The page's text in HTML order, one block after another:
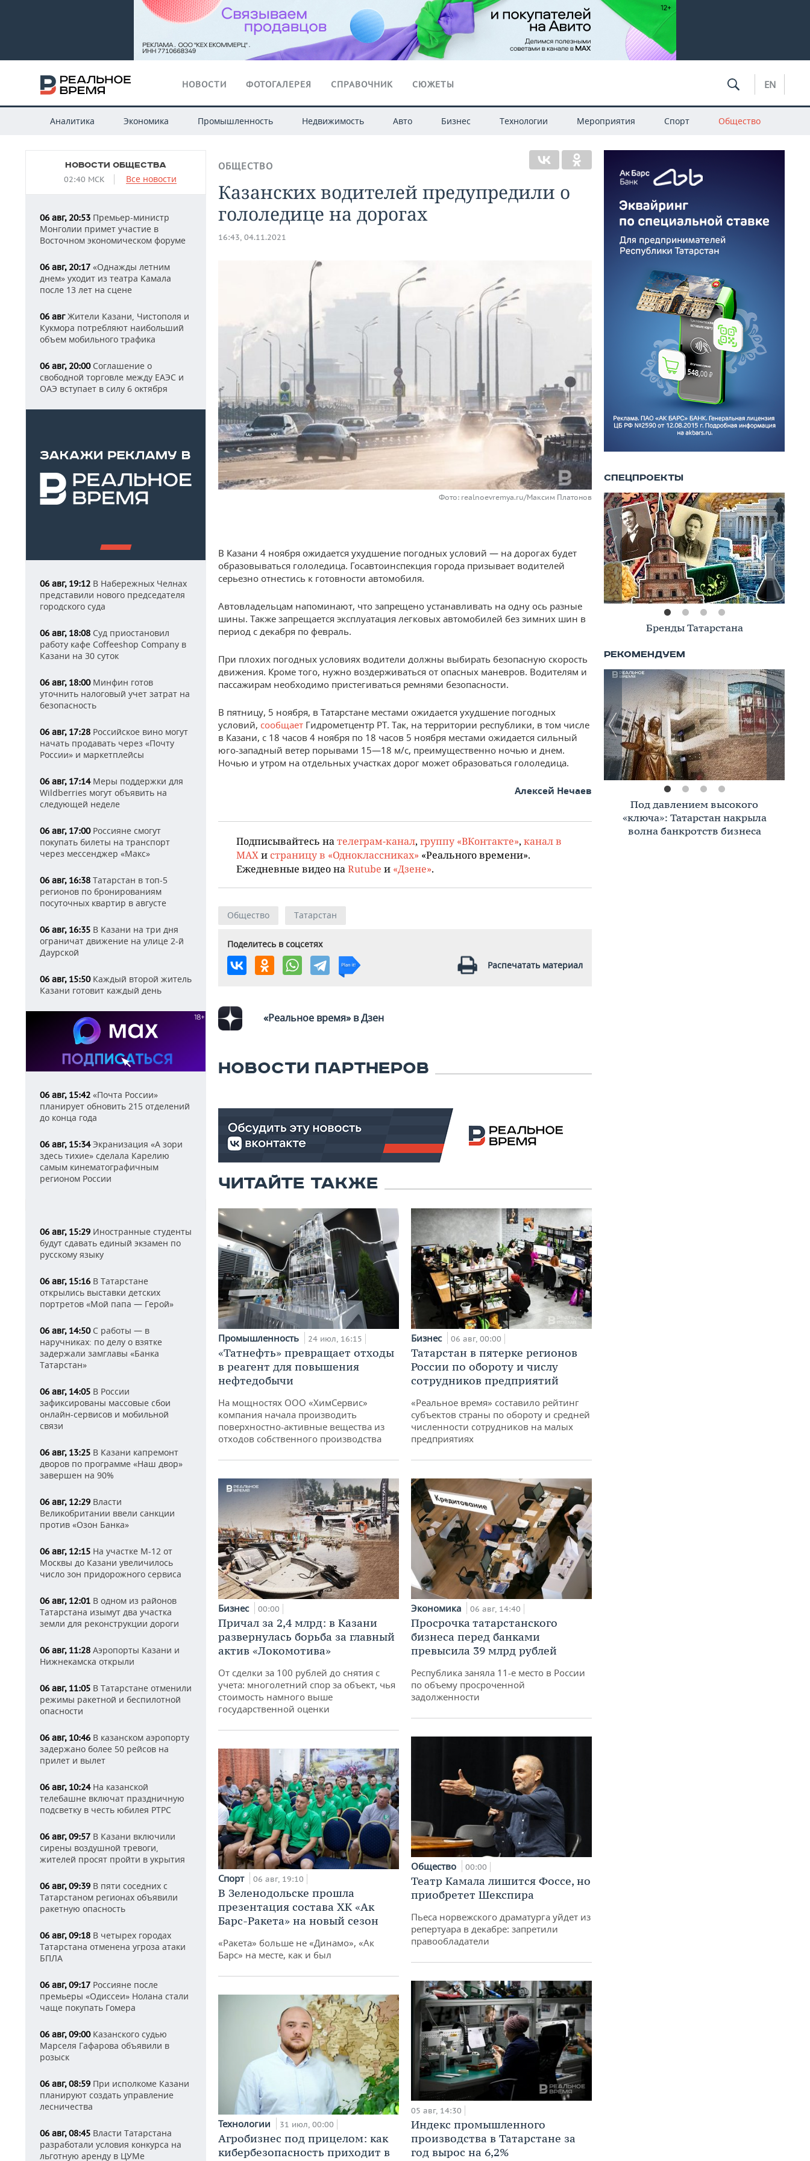
НОВОСТИ ФОТОГАЛЕРЕЯ СПРАВОЧНИК СЮЖЕТЫ EN
Аналитика Экономика Промышленность Недвижимость Авто Бизнес Технологии Мероприятия Спорт Общество
НОВОСТИ ОБЩЕСТВА
02:40 МСК Все новости
06 авг, 20:53 Премьер-министр
Монголии примет участие в
Восточном экономическом форуме
06 авг, 20:17 «Однажды летним
днем» уходит из театра Камала
после 13 лет на сцене
06 авгЖители Казани, Чистополя и
Кукмора потребляют наибольший
объем мобильного трафика
06 авг, 20:00Соглашение о
свободной торговле между ЕАЭС и
ОАЭ вступает в силу 6 октября
06 авг, 19:12 В Набережных Челнах
представили нового председателя
городского суда
06 авг, 18:08 Суд приостановил
работу кафе Coffeeshop Company в
Казани на 30 суток
06 авг, 18:00Минфин готов
уточнить налоговый учет затрат на
безопасность
06 авг, 17:28 Российское вино могут
начать продавать через «Почту
России» и маркетплейсы
06 авг, 17:14Меры поддержки для
Wildberries могут объявить на
следующей неделе
06 авг, 17:00Россияне смогут
покупать билеты на транспорт
через мессенджер «Макс»
06 авг, 16:38 Татарстан в топ-5
регионов по бронированиям
посуточных квартир в августе
06 авг, 16:35 В Казани на три дня
ограничат движение на улице 2-й
Даурской
06 авг, 15:50Каждый второй житель
Казани готовит каждый день
06 авг, 15:42 «Почта России»
планирует обновить 215 отделений
до конца года
06 авг, 15:34Экранизация «А зори
здесь тихие» сделала Карелию
самым кинематографичным
регионом России
06 авг, 15:29 Иностранные студенты
будут сдавать единый экзамен по
русскому языку
06 авг, 15:16 В Татарстане
открылись выставки детских
портретов «Мой папа — Герой»
06 авг, 14:50С работы — в
наручниках: по делу о взятке
задержали замглавы «Банка
Татарстан»
06 авг, 14:05 В России
зафиксированы массовые сбои
онлайн-сервисов и мобильной
связи
06 авг, 13:25 В Казани капремонт
дворов по программе «Наш двор»
завершен на 90%
06 авг, 12:29 Власти
Великобритании ввели санкции
против «Озон Банка»
06 авг, 12:15 На участке М-12 от
Москвы до Казани увеличилось
число зон придорожного сервиса
06 авг, 12:01 В одном из районов
Татарстана изымут два участка
земли для реконструкции дороги
06 авг, 11:28 Аэропорты Казани и
Нижнекамска открыли
06 авг, 11:05 В Татарстане отменили
режимы ракетной и беспилотной
опасности
06 авг, 10:46 В казанском аэропорту
задержано более 50 рейсов на
прилет и вылет
06 авг, 10:24На казанской
телебашне включат праздничную
подсветку в честь юбилея РТРС
06 авг, 09:57 В Казани включили
сирены воздушной тревоги,
жителей просят пройти в укрытия
06 авг, 09:39 В пяти соседних с
Татарстаном регионах объявили
ракетную опасность
06 авг, 09:18 В четырех городах
Татарстана отменена угроза атаки
БПЛА
06 авг, 09:17 Россияне после
премьеры «Одиссеи» Нолана стали
чаще покупать Гомера
06 авг, 09:00Казанского судью
Марселя Гафарова объявили в
розыск
06 авг, 08:59 При исполкоме Казани
планируют создать управление
лесничества
06 авг, 08:45 Власти Татарстана
разработали условия конкурса на
льготную аренду в ЦУМе
ОБЩЕСТВО
Казанских водителей предупредили о
гололедице на дорогах
16:43, 04.11.2021
Фото: realnoevremya.ru/Максим Платонов
В Казани 4 ноября ожидается ухудшение погодных условий — на дорогах будет
образовываться гололедица. Госавтоинспекция города призывает водителей
серьезно отнестись к готовности автомобиля.
Автовладельцам напоминают, что запрещено устанавливать на одну ось разные
шины. Также запрещается эксплуатация легковых автомобилей без зимних шин в
период с декабря по февраль.
При плохих погодных условиях водители должны выбирать безопасную скорость
движения. Кроме того, нужно воздерживаться от опасных маневров. Водителям и
пассажирам необходимо пристегиваться ремнями безопасности.
В пятницу, 5 ноября, в Татарстане местами ожидается ухудшение погодных
условий, сообщает Гидрометцентр РТ. Так, на территории республики, в том числе
в Казани, с 18 часов 4 ноября по 18 часов 5 ноября местами ожидается сильный
юго-западный ветер порывами 15—18 м/с, преимущественно ночью и днем.
Ночью и утром на отдельных участках дорог может образоваться гололедица.
Алексей Нечаев
Подписывайтесь нателеграм-канал, группу «ВКонтакте», канал в
MAXи страницу в «Одноклассниках» «Реального времени».
Ежедневные видео наRutube и «Дзене».
Общество Татарстан
Поделитесь в соцсетях
Распечатать материал
«Реальное время» в Дзен
НОВОСТИ ПАРТНЕРОВ
ЧИТАЙТЕ ТАКЖЕ
Промышленность 24 июл, 16:15
«Татнефть» превращает отходы
в реагент для повышения
нефтедобычи
На мощностях ООО «ХимСервис»
компания начала производить
поверхностно-активные вещества из
отходов собственного производства
Бизнес 00:00
Причал за 2,4 млрд: в Казани
развернулась борьба за главный
актив «Локомотива»
От сделки за 100 рублей до снятия с
учета: многолетний спор за объект, чья
стоимость намного выше
государственной оценки
Спорт 06 авг, 19:10
В Зеленодольске прошла
презентация состава ХК «Ак
Барс-Ракета» на новый сезон
«Ракета» больше не «Динамо», «Ак
Барс» на месте, как и был
Технологии 31 июл, 00:00
Агробизнес под прицелом: как
кибербезопасность приходит в
Бизнес 06 авг, 00:00
Татарстан в пятерке регионов
России по обороту и числу
сотрудников предприятий
«Реальное время» составило рейтинг
субъектов страны по обороту и средней
численности сотрудников на малых
предприятиях
Экономика 06 авг, 14:40
Просрочка татарстанского
бизнеса перед банками
превысила 39 млрд рублей
Республика заняла 11-е место в России
по объему просроченной
задолженности
Общество 00:00
Театр Камала лишится Фоссе, но
приобретет Шекспира
Пьеса норвежского драматурга уйдет из
репертуара в декабре: запретили
правообладатели
05 авг, 14:30
Индекс промышленного
производства в Татарстане за
год вырос на 6,2%
Книжная полка
Премиальное жилье в Казани:
тренды, критерии, покупатели в
2026 году